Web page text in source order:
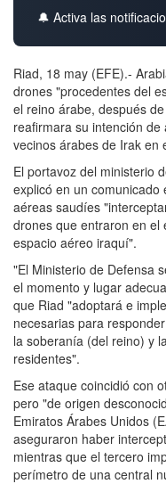
🔔 Activa las
Riad, 18 may (EFE).-
drones "procedentes del
el reino árabe, después
reafirmara su intención
vecinos árabes de Irak en
El portavoz del ministerio
explicó en un
aéreas saudíes
drones que entraron en el
espacio aéreo iraquí".
"El Ministerio de Defensa
el momento y lugar
que Riad "adoptará e
necesarias para
la soberanía (del reino) y
residentes".
Ese ataque coincidió con
pero "de origen
Emiratos Árabes Unidos
aseguraron haber
mientras que el tercero
perímetro de una central